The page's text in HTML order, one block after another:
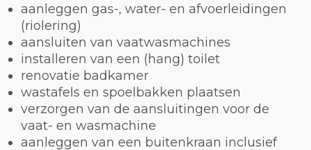
aanleggen gas-, water- en afvoerleidingen
(riolering)
aansluiten van vaatwasmachines
installeren van een (hang) toilet
renovatie badkamer
wastafels en spoelbakken plaatsen
verzorgen van de aansluitingen voor de
vaat- en wasmachine
aanleggen van een buitenkraan inclusief